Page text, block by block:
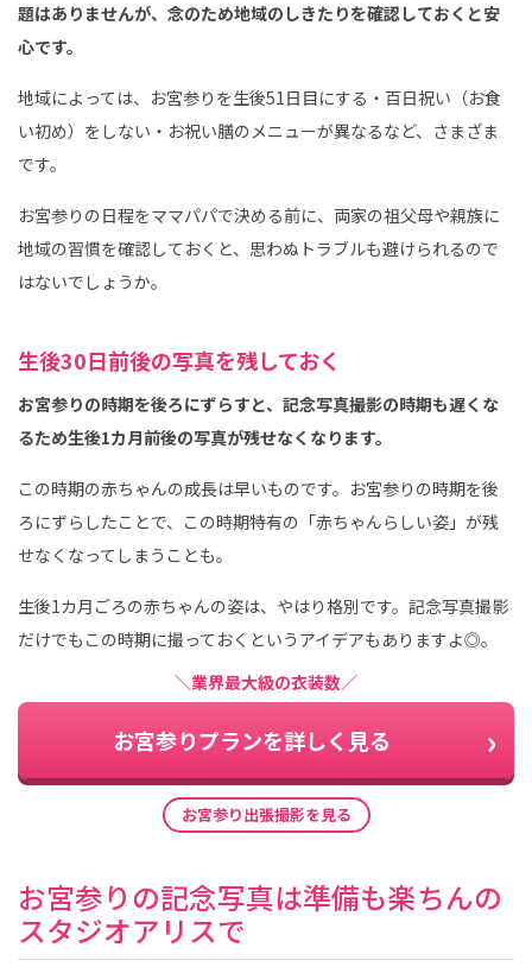
題はありませんが、念のため地域のしきたりを確認しておくと安
心です。
地域によっては、お宮参りを生後51日目にする・百日祝い（お食
い初め）をしない・お祝い膳のメニューが異なるなど、さまざま
です。
お宮参りの日程をママパパで決める前に、両家の祖父母や親族に
地域の習慣を確認しておくと、思わぬトラブルも避けられるので
はないでしょうか。
生後30日前後の写真を残しておく
お宮参りの時期を後ろにずらすと、記念写真撮影の時期も遅くな
るため生後1カ月前後の写真が残せなくなります。
この時期の赤ちゃんの成長は早いものです。お宮参りの時期を後
ろにずらしたことで、この時期特有の「赤ちゃんらしい姿」が残
せなくなってしまうことも。
生後1カ月ごろの赤ちゃんの姿は、やはり格別です。記念写真撮影
だけでもこの時期に撮っておくというアイデアもありますよ◎。
＼業界最大級の衣装数／
お宮参りプランを詳しく見る
お宮参り出張撮影を見る
お宮参りの記念写真は準備も楽ちんの
スタジオアリスで